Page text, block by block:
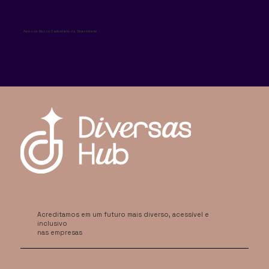
Acesse Nosso Calendário da Diversidade
Acreditamos em um futuro mais diverso, acessível e
inclusivo
nas empresas